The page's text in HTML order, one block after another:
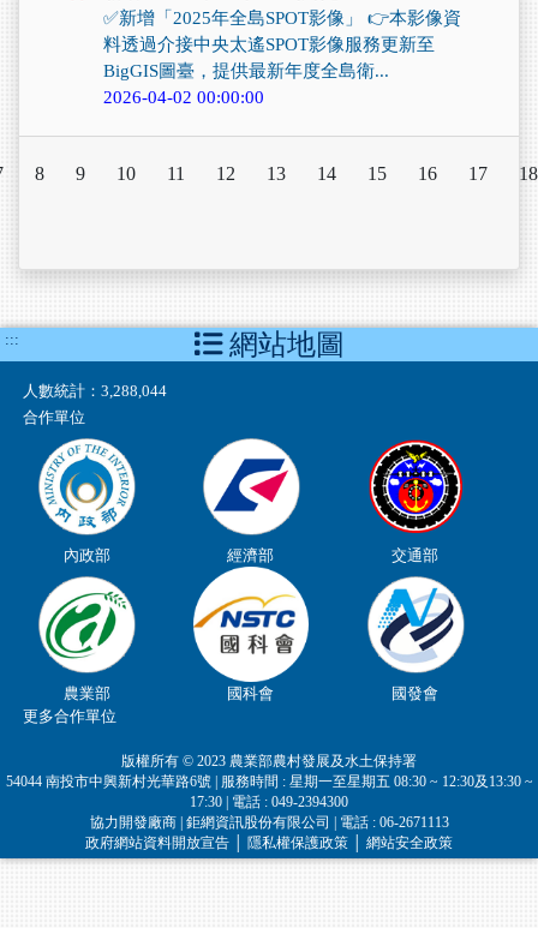
✅新增「2025年全島SPOT影像」 👉本影像資
料透過介接中央太遙SPOT影像服務更新至
BigGIS圖臺，提供最新年度全島衛...
2026-04-02 00:00:00
8 9 10 11 12 13 14 15 16 17 18
::: 網站地圖
人數統計： 3,288,044
合作單位
內政部 經濟部 交通部
農業部 國科會
國發會
更多合作單位
版權所有 © 2023 農業部農村發展及水土保持署
54044 南投市中興新村光華路6號 | 服務時間 : 星期一至星期五 08:30 ~ 12:30及13:30 ~
17:30 | 電話 : 049-2394300
協力開發廠商 | 鉅網資訊股份有限公司 | 電話 : 06-2671113
政府網站資料開放宣告
隱私權保護政策 網站安全政策